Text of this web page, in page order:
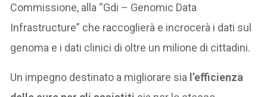
Commissione, alla “Gdi – Genomic Data
Infrastructure” che raccoglierà e incrocerà i dati sul
genoma e i dati clinici di oltre un milione di cittadini.
Un impegno destinato a migliorare sia l’efficienza